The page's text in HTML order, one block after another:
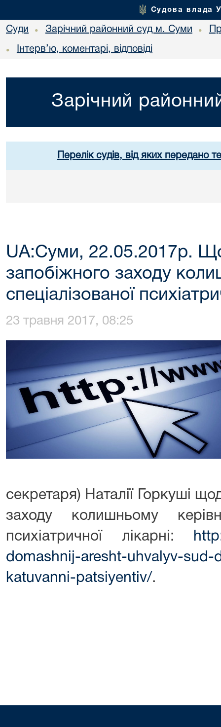
Судова влада
Суди • Зарічний районний суд м. Суми •
• Інтерв’ю, коментарі, відповіді
Зарічний
Перелік судів, від яких передано
UA:Суми, 22.05.2017р.
запобіжного заходу
спеціалізованої
23 травня 2017, 08:25
секретаря) Наталії Горкуші
заходу колишньому
психіатричної лікарні:
domashnij-aresht-uhvalyv-sud-
katuvanni-patsiyentiv/.